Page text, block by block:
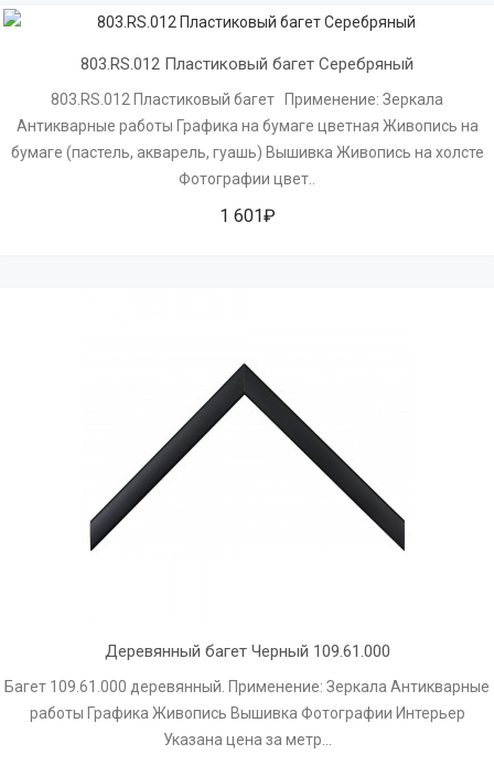
803.RS.012 Пластиковый багет Серебряный
803.RS.012 Пластиковый багет Применение: Зеркала
Антикварные работы Графика на бумаге цветная Живопись на
бумаге (пастель, акварель, гуашь) Вышивка Живопись на холсте
Фотографии цвет..
1 601₽
Деревянный багет Черный 109.61.000
Багет 109.61.000 деревянный. Применение: Зеркала Антикварные
работы Графика Живопись Вышивка Фотографии Интерьер
Указана цена за метр...